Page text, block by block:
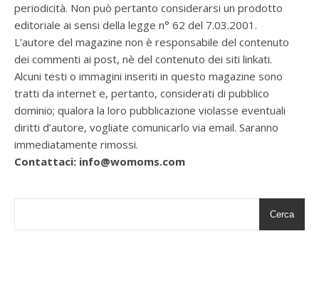
periodicità. Non può pertanto considerarsi un prodotto
editoriale ai sensi della legge n° 62 del 7.03.2001.
L’autore del magazine non è responsabile del contenuto
dei commenti ai post, nè del contenuto dei siti linkati.
Alcuni testi o immagini inseriti in questo magazine sono
tratti da internet e, pertanto, considerati di pubblico
dominio; qualora la loro pubblicazione violasse eventuali
diritti d’autore, vogliate comunicarlo via email. Saranno
immediatamente rimossi.
Contattaci: info@womoms.com
Cerca